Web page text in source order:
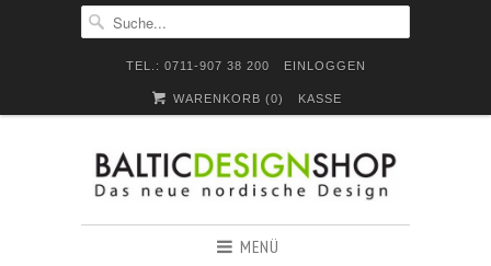
TEL.: 0711-907 38 200 EINLOGGEN
WARENKORB (0) KASSE
MENÜ